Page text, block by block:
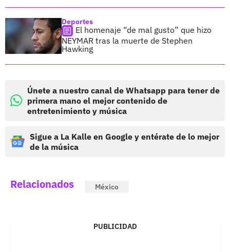
Deportes
El homenaje “de mal gusto” que hizo
NEYMAR tras la muerte de Stephen
Hawking
Únete a nuestro canal de Whatsapp para tener de
primera mano el mejor contenido de
entretenimiento y música
Sigue a La Kalle en Google y entérate de lo mejor
de la música
Relacionados México
PUBLICIDAD